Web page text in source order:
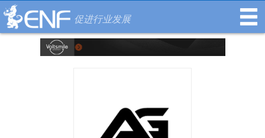
促进行业发展